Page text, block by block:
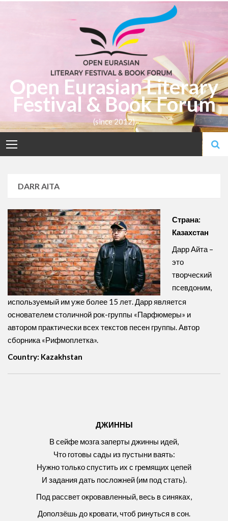
Open Eurasian Literary
Festival & Book Forum
(since 2012)
DARR AITA
Страна:
Казахстан
Дарр Айта –
это
творческий
псевдоним,
используемый им уже более 15 лет. Дарр является
основателем столичной рок-группы «Парфюмеры» и
автором практически всех текстов песен группы. Автор
сборника «Рифмоплетка».
Country: Kazakhstan
ДЖИННЫ
В сейфе мозга заперты джинны идей,
Что готовы сады из пустыни ваять:
Нужно только спустить их с гремящих цепей
И задания дать посложней (им под стать).
Под рассвет окровавленный, весь в синяках,
Доползёшь до кровати, чтоб ринуться в сон.